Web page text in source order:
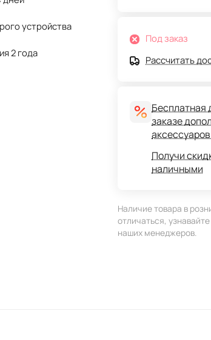
устройства
2 года
Под заказ
Рассчитать
Бесплатная
заказе
Получи
наличными
Наличие товара в
отличаться,
наших менеджеров.